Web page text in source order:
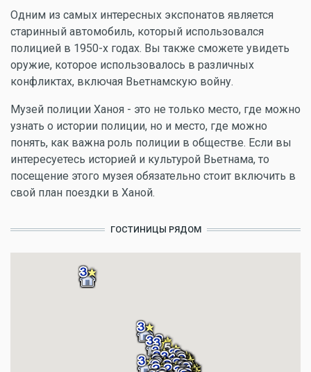
Одним из самых интересных экспонатов является
старинный автомобиль, который использовался
полицией в 1950-х годах. Вы также сможете увидеть
оружие, которое использовалось в различных
конфликтах, включая Вьетнамскую войну.
Музей полиции Ханоя - это не только место, где можно
узнать о истории полиции, но и место, где можно
понять, как важна роль полиции в обществе. Если вы
интересуетесь историей и культурой Вьетнама, то
посещение этого музея обязательно стоит включить в
свой план поездки в Ханой.
ГОСТИНИЦЫ РЯДОМ